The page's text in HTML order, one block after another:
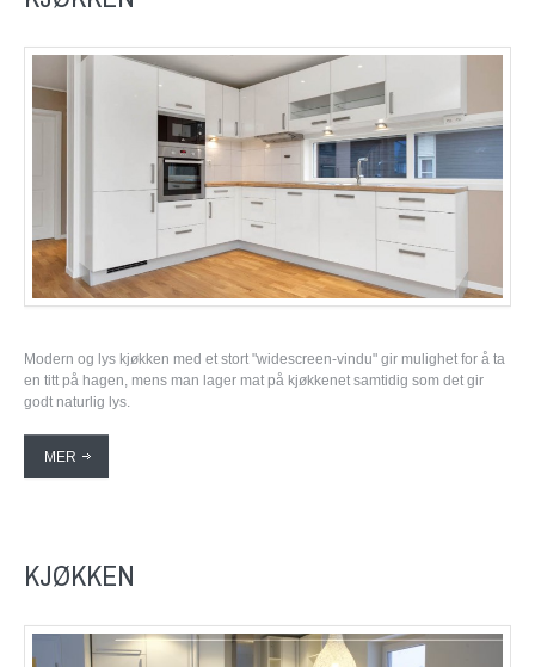
Modern og lys kjøkken med et stort "widescreen-vindu" gir mulighet for å ta
en titt på hagen, mens man lager mat på kjøkkenet samtidig som det gir
godt naturlig lys.
MER
KJØKKEN